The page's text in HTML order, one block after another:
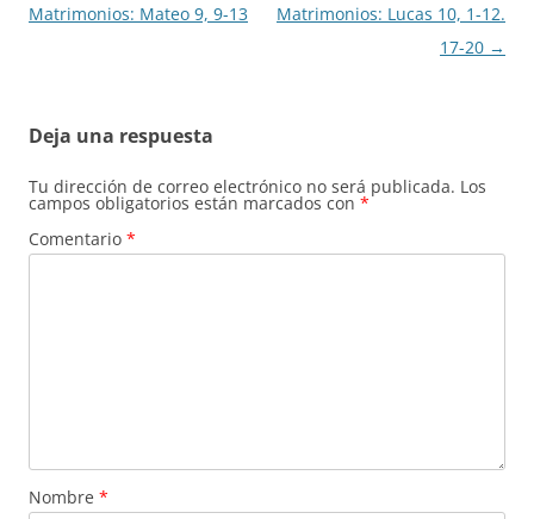
entradas
Matrimonios: Mateo 9, 9-13
Matrimonios: Lucas 10, 1-12.
17-20 →
Deja una respuesta
Tu dirección de correo electrónico no será publicada. Los
campos obligatorios están marcados con *
Comentario *
Nombre *